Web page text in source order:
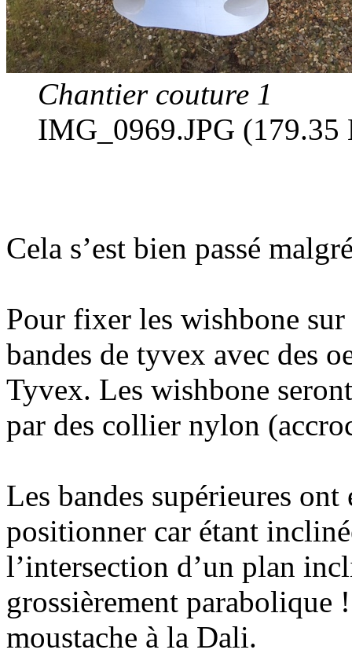
Chantier couture 1
IMG_0969.JPG
Cela s’est bien passé
Pour fixer les wishbone sur
bandes de tyvex avec des
Tyvex. Les wishbone
par des collier nylon
Les bandes supérieures
positionner car étant
l’intersection d’un plan
grossièrement parabolique
moustache à la Dali.